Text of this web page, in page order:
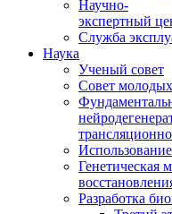
Научно-
экспертный
Служба
Наука
Ученый совет
Совет
Генетическая
Разработка